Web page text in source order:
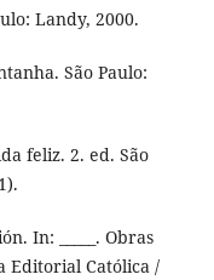
Landy, 2000.
São Paulo:
feliz. 2. ed. São
In: _____. Obras
Editorial Católica /